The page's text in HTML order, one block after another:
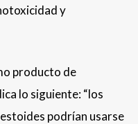
y
producto de
lo siguiente: “los
podrían usarse